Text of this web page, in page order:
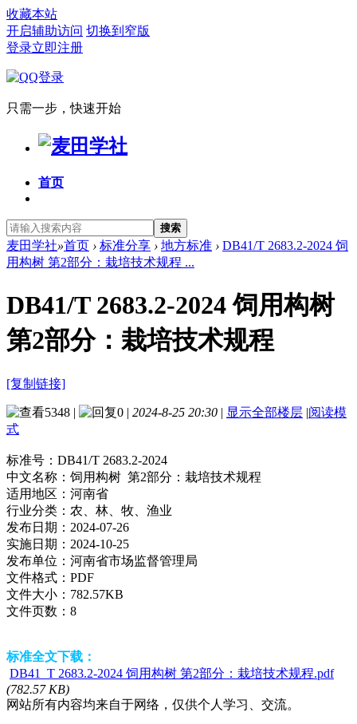
收藏本站
开启辅助访问 切换到窄版
登录立即注册
只需一步，快速开始
首页
搜索
麦田学社»首页 › 标准分享 › 地方标准 › DB41/T 2683.2-2024 饲
用构树 第2部分：栽培技术规程 ...
DB41/T 2683.2-2024 饲用构树
第2部分：栽培技术规程
[复制链接]
5348 | 0 | 2024-8-25 20:30 | 显示全部楼层 |阅读模
式
标准号： DB41/T 2683.2-2024
中文名称： 饲用构树 第2部分：栽培技术规程
适用地区： 河南省
行业分类： 农、林、牧、渔业
发布日期： 2024-07-26
实施日期： 2024-10-25
发布单位： 河南省市场监督管理局
文件格式： PDF
文件大小： 782.57KB
文件页数： 8
标准全文下载：
DB41_T 2683.2-2024 饲用构树 第2部分：栽培技术规程.pdf
(782.57 KB)
网站所有内容均来自于网络，仅供个人学习、交流。